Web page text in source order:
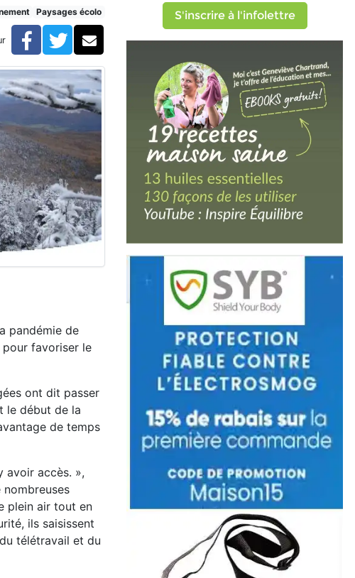
Paysages écolo
Facebook
TwitterCourriel
pandémie de
pour favoriser le
ont dit passer
le début de la
de temps
avoir accès. »,
plein air tout en
ils saisissent
télétravail et du
S'inscrire à l'infolettre